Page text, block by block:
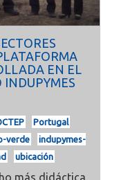
EN EL
INDUPYMES
Portugal
verde
indupymes-
ubicación
más didáctica